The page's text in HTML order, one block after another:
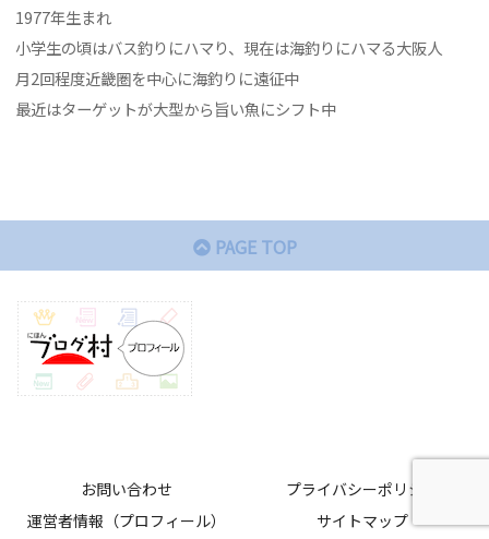
1977年生まれ
小学生の頃はバス釣りにハマり、現在は海釣りにハマる大阪人
月2回程度近畿圏を中心に海釣りに遠征中
最近はターゲットが大型から旨い魚にシフト中
PAGE TOP
お問い合わせ
プライバシーポリシー
運営者情報（プロフィール）
サイトマップ